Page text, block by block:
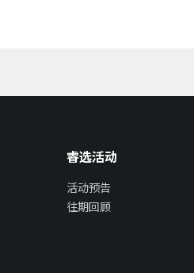
睿选活动
活动预告
往期回顾